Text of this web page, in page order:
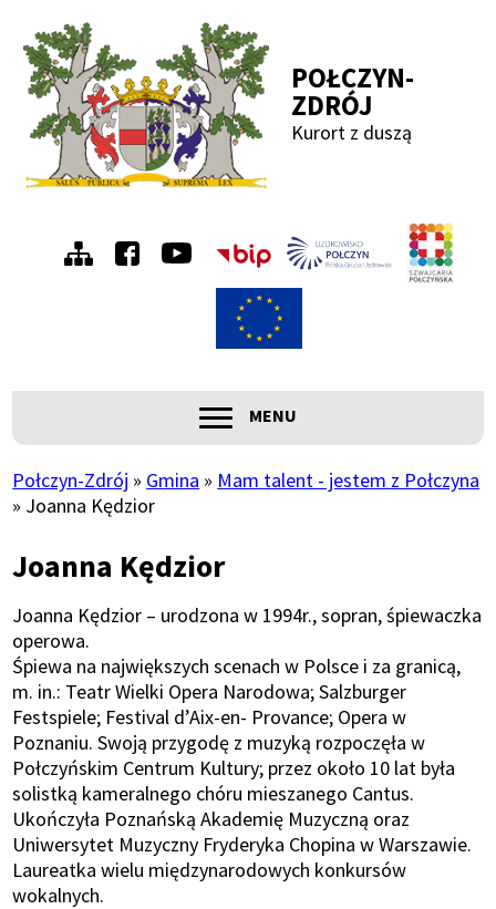
Przejdź
do
menu
Przejdź
do
treści
Przejdź
do
wyszukiwania
Przejdź
do
stopki
POŁCZYN-
ZDRÓJ
Kurort z duszą
Menu
prawe
Główna
nawigacja
ROZWIŃ
MENU
Ścieżka
Połczyn-Zdrój Gmina
Mam talent - jestem z Połczyna
Joanna Kędzior
Joanna Kędzior
Joanna Kędzior – urodzona w 1994r., sopran, śpiewaczka
operowa.
Śpiewa na największych scenach w Polsce i za granicą,
m. in.: Teatr Wielki Opera Narodowa; Salzburger
Festspiele; Festival d’Aix-en- Provance; Opera w
Poznaniu. Swoją przygodę z muzyką rozpoczęła w
Połczyńskim Centrum Kultury; przez około 10 lat była
solistką kameralnego chóru mieszanego Cantus.
Ukończyła Poznańską Akademię Muzyczną oraz
Uniwersytet Muzyczny Fryderyka Chopina w Warszawie.
Laureatka wielu międzynarodowych konkursów
wokalnych.